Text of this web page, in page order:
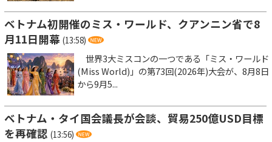
ベトナム初開催のミス・ワールド、クアンニン省で8
月11日開幕 (13:58)
世界3大ミスコンの一つである「ミス・ワールド
(Miss World)」の第73回(2026年)大会が、8月8日
から9月5...
ベトナム・タイ国会議長が会談、貿易250億USD目標
を再確認 (13:56)